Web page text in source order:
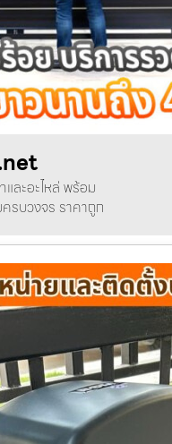
ละอะไหล่ พร้อม
รบวงจร ราคาถูก